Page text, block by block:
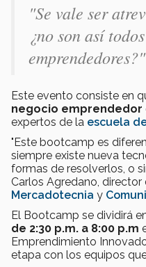
"Se vale ser
¿no son así
emprendedores?"
Este evento consiste en
negocio emprendedor
expertos de la escuela
"Este bootcamp es
siempre existe nueva
formas de resolverlos, o
Carlos Agredano, director
Mercadotecnia y
El Bootcamp se dividirá
de 2:30 p.m. a 8:00 p.m
Emprendimiento
etapa con los equipos